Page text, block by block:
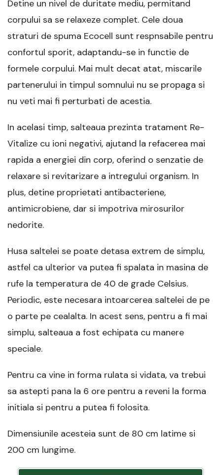
Detine un nivel de duritate mediu, permitand
corpului sa se relaxeze complet. Cele doua
straturi de spuma Ecocell sunt respnsabile pentru
confortul sporit, adaptandu-se in functie de
formele corpului. Mai mult decat atat, miscarile
partenerului in timpul somnului nu se propaga si
nu veti mai fi perturbati de acestia.
In acelasi timp, salteaua prezinta tratament Re-
Vitalize cu ioni negativi, ajutand la refacerea mai
rapida a energiei din corp, oferind o senzatie de
relaxare si revitarizare a intregului organism. In
plus, detine proprietati antibacteriene,
antimicrobiene, dar si impotriva mirosurilor
nedorite.
Husa saltelei se poate detasa extrem de simplu,
astfel ca ulterior va putea fi spalata in masina de
rufe la temperatura de 40 de grade Celsius.
Periodic, este necesara intoarcerea saltelei de pe
o parte pe cealalta. In acest sens, pentru a fi mai
simplu, salteaua a fost echipata cu manere
speciale.
Pentru ca vine in forma rulata si vidata, va trebui
sa astepti pana la 6 ore pentru a reveni la forma
initiala si pentru a putea fi folosita.
Dimensiunile acesteia sunt de 80 cm latime si
200 cm lungime.